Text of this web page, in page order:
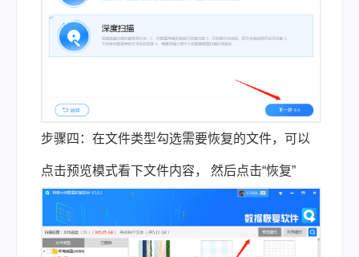
步骤四：在文件类型勾选需要恢复的文件，可以
点击预览模式看下文件内容， 然后点击“恢复”